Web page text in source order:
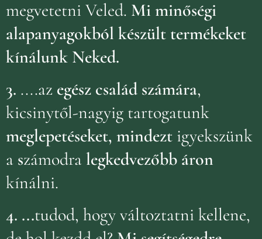
megvetetni Veled. Mi minőségi
alapanyagokból készült termékeket
kínálunk Neked.
3. ....az egész család számára,
kicsinytől-nagyig tartogatunk
meglepetéseket, mindezt igyekszünk
a számodralegkedvezőbb áron
kínálni.
4. ...tudod, hogy változtatni kellene,